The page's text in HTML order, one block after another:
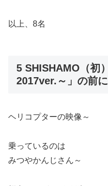
以上、8名
5 SHISHAMO（初
2017ver.～」の前に
ヘリコプターの映像～
乗っているのは
みつやかんじさん～